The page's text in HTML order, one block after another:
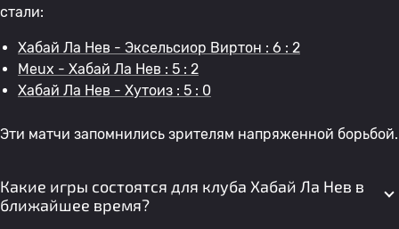
стали:
Хабай Ла Нев - Эксельсиор Виртон : 6 : 2
Meux - Хабай Ла Нев : 5 : 2
Хабай Ла Нев - Хутоиз : 5 : 0
Эти матчи запомнились зрителям напряженной борьбой.
Какие игры состоятся для клуба Хабай Ла Нев в
ближайшее время?